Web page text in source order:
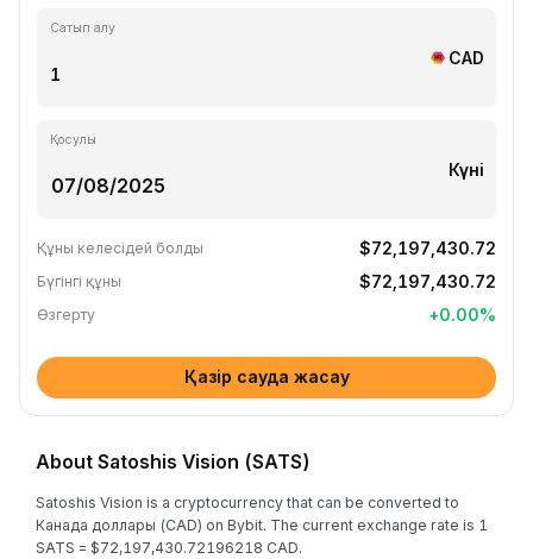
Сатып алу
CAD
Қосулы
Күні
Құны келесідей болды $72,197,430.72
Бүгінгі құны $72,197,430.72
Өзгерту +0.00%
Қазір сауда жасау
About Satoshis Vision (SATS)
Satoshis Vision is a cryptocurrency that can be converted to
Канада доллары (CAD) on Bybit. The current exchange rate is 1
SATS = $72,197,430.72196218 CAD.